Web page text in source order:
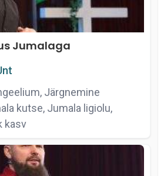
Jumalaga
Järgnemine
kutse, Jumala ligiolu,
kasv